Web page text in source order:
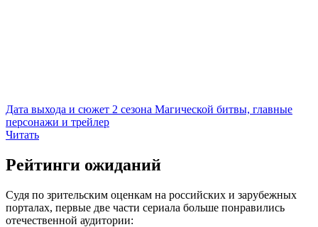
Дата выхода и сюжет 2 сезона Магической битвы, главные
персонажи и трейлер
Читать
Рейтинги ожиданий
Судя по зрительским оценкам на российских и зарубежных
порталах, первые две части сериала больше понравились
отечественной аудитории: